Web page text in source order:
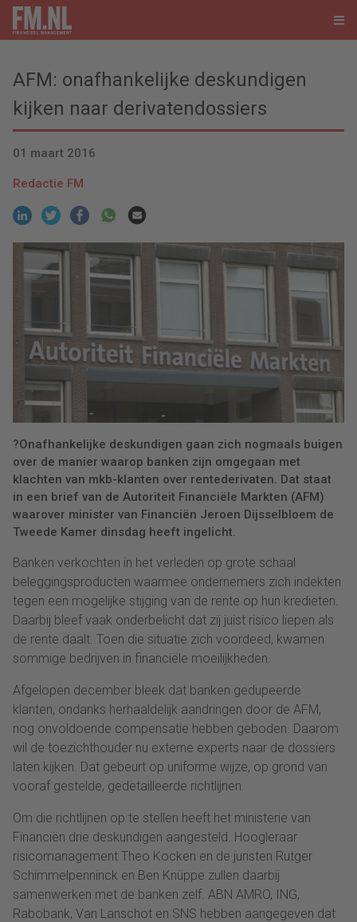
AFM: onafhankelijke deskundigen
kijken naar derivatendossiers
01 maart 2016
Redactie FM
?Onafhankelijke deskundigen gaan zich nogmaals buigen
over de manier waarop banken zijn omgegaan met
klachten van mkb-klanten over rentederivaten. Dat staat
in een brief van de Autoriteit Financiële Markten (AFM)
waarover minister van Financiën Jeroen Dijsselbloem de
Tweede Kamer dinsdag heeft ingelicht.
Banken verkochten in het verleden op grote schaal
beleggingsproducten waarmee ondernemers zich indekten
tegen een mogelijke stijging van de rente op hun kredieten.
Daarbij bleef vaak onderbelicht dat zij juist risico liepen als
de rente daalt. Toen die situatie zich voordeed, kwamen
sommige bedrijven in financiële moeilijkheden.
Afgelopen december bleek dat banken gedupeerde
klanten, ondanks herhaaldelijk aandringen door de AFM,
nog onvoldoende compensatie hebben geboden. Daarom
wil de toezichthouder nu externe experts naar de dossiers
laten kijken. Dat gebeurt op uniforme wijze, op grond van
vooraf gestelde, gedetailleerde richtlijnen.
Om die richtlijnen op te stellen heeft het ministerie van
Financiën drie deskundigen aangesteld. Hoogleraar
risicomanagement Theo Kocken en de juristen Rutger
Schimmelpenninck en Ben Knüppe zullen daarbij
samenwerken met de banken zelf. ABN AMRO, ING,
Rabobank, Van Lanschot en SNS hebben aangegeven dat